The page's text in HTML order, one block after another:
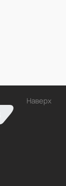
Наверх